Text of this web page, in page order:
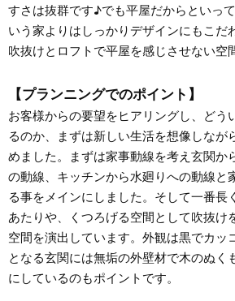
すさは抜群です♪でも平屋だからといっ
いう家よりはしっかりデザインにもこだ
吹抜けとロフトで平屋を感じさせない空
【プランニングでのポイント】
お客様からの要望をヒアリングし、どう
るのか、まずは新しい生活を想像しなが
めました。まずは家事動線を考え玄関か
の動線、キッチンから水廻りへの動線と
る事をメインにしました。そして一番長
あたりや、くつろげる空間として吹抜け
空間を演出しています。外観は黒でカッ
となる玄関には無垢の外壁材で木のぬく
にしているのもポイントです。